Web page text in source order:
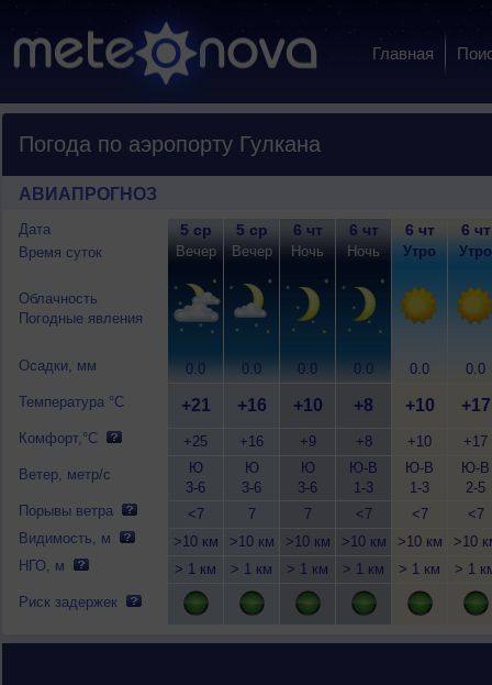
Главная
Погода по аэропорту Гулкана
АВИАПРОГНОЗ
Дата
Время суток
Облачность
Погодные явления
Осадки, мм
Температура °C
Комфорт,°C
Ветер, метр/с
Порывы ветра
Видимость, м
НГО, м
Риск задержек
5 ср
Вечер
0.0
+21
+25
Ю
3-6
<7
>10 км
> 1 км
5 ср
Вечер
0.0
+16
+16
Ю
3-6
7
>10 км
> 1 км
6 чт
Ночь
0.0
+10
+9
Ю
3-6
7
>10 км
> 1 км
6 чт
Ночь
0.0
+8
+8
Ю-В
1-3
<7
>10 км
> 1 км
6 чт
Утро
0.0
+10
+10
Ю-В
1-3
<7
>10 км
> 1 км
6 чт
Утро
0.0
+17
+17
Ю-В
2-5
<7
>10
> 1